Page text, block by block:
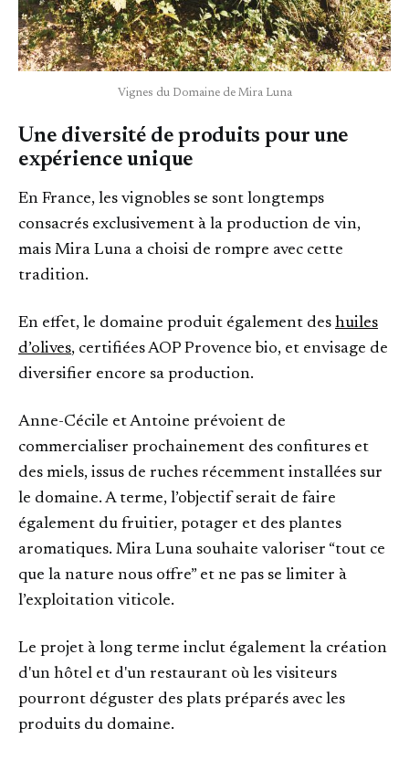
Vignes du Domaine de Mira Luna
Une diversité de produits pour une
expérience unique
En France, les vignobles se sont longtemps
consacrés exclusivement à la production de vin,
mais Mira Luna a choisi de rompre avec cette
tradition.
En effet, le domaine produit également des huiles
d’olives, certifiées AOP Provence bio, et envisage de
diversifier encore sa production.
Anne-Cécile et Antoine prévoient de
commercialiser prochainement des confitures et
des miels, issus de ruches récemment installées sur
le domaine. A terme, l’objectif serait de faire
également du fruitier, potager et des plantes
aromatiques. Mira Luna souhaite valoriser “tout ce
que la nature nous offre” et ne pas se limiter à
l’exploitation viticole.
Le projet à long terme inclut également la création
d'un hôtel et d'un restaurant où les visiteurs
pourront déguster des plats préparés avec les
produits du domaine.